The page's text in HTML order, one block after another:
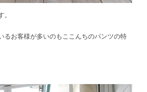
るお客様が多いのもここんちのパンツの特